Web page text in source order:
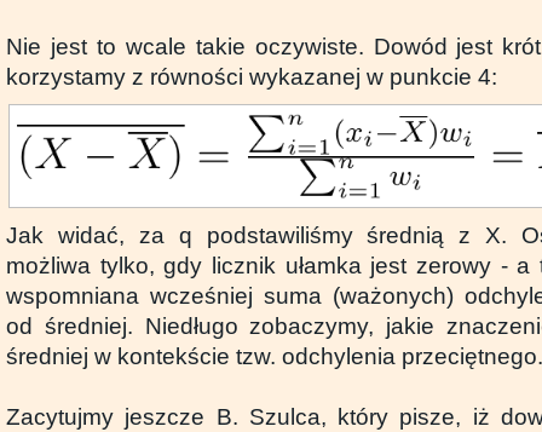
Nie jest to wcale takie oczywiste. Dowód jest
korzystamy z równości wykazanej w punkcie 4:
Jak widać, za q podstawiliśmy średnią z X.
możliwa tylko, gdy licznik ułamka jest zerowy - a
wspomniana wcześniej suma (ważonych)
od średniej. Niedługo zobaczymy, jakie
średniej w kontekście tzw. odchylenia przeciętnego.
Zacytujmy jeszcze B. Szulca, który pisze, iż